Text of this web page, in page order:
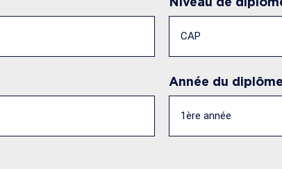
Année du diplôme